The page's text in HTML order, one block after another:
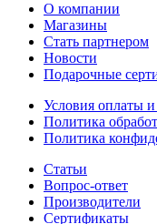
О компании
Магазины
Стать партнером
Новости
Подарочные
Условия оплаты и
Политика
Политика
Статьи
Вопрос-ответ
Производители
Сертификаты